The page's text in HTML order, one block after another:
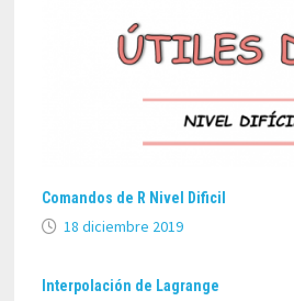
Comandos de R Nivel Dificil
18 diciembre 2019
Interpolación de Lagrange